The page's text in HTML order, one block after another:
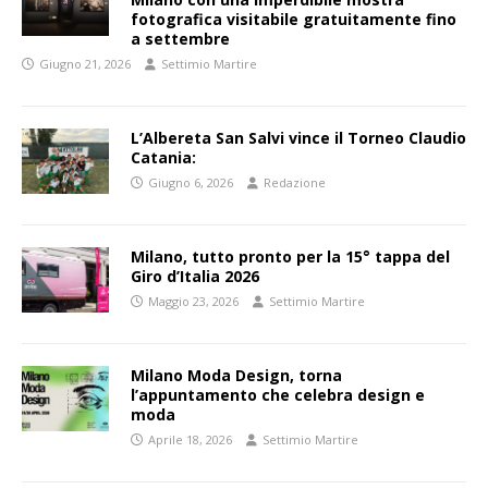
fotografica visitabile gratuitamente fino
a settembre
Giugno 21, 2026 Settimio Martire
L’Albereta San Salvi vince il Torneo Claudio
Catania:
Giugno 6, 2026 Redazione
Milano, tutto pronto per la 15° tappa del
Giro d’Italia 2026
Maggio 23, 2026 Settimio Martire
Milano Moda Design, torna
l’appuntamento che celebra design e
moda
Aprile 18, 2026 Settimio Martire